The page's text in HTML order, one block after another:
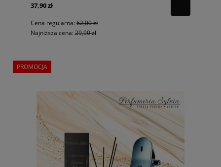
37,90 zł
Cena regularna: 62,00 zł
Najniższa cena: 29,90 zł
PROMOCJA